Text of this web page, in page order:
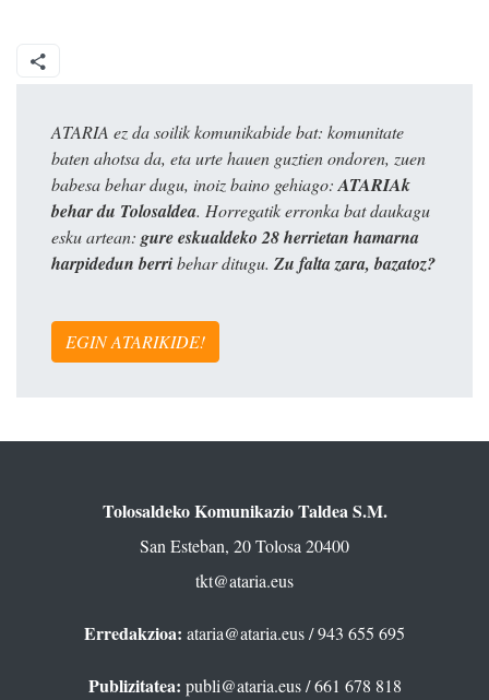
ATARIA ez da soilik komunikabide bat: komunitate
baten ahotsa da, eta urte hauen guztien ondoren, zuen
babesa behar dugu, inoiz baino gehiago: ATARIAk
behar du Tolosaldea. Horregatik erronka bat daukagu
esku artean: gure eskualdeko 28 herrietan hamarna
harpidedun berribehar ditugu. Zu falta zara, bazatoz?
EGIN ATARIKIDE!
Tolosaldeko Komunikazio Taldea S.M.
San Esteban, 20 Tolosa 20400
tkt@ataria.eus
Erredakzioa: ataria@ataria.eus/ 943 655 695
Publizitatea: publi@ataria.eus/ 661 678 818